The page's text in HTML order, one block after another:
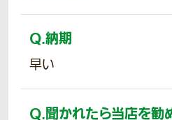
Q.納期
早い
Q.聞かれたら当店を勧